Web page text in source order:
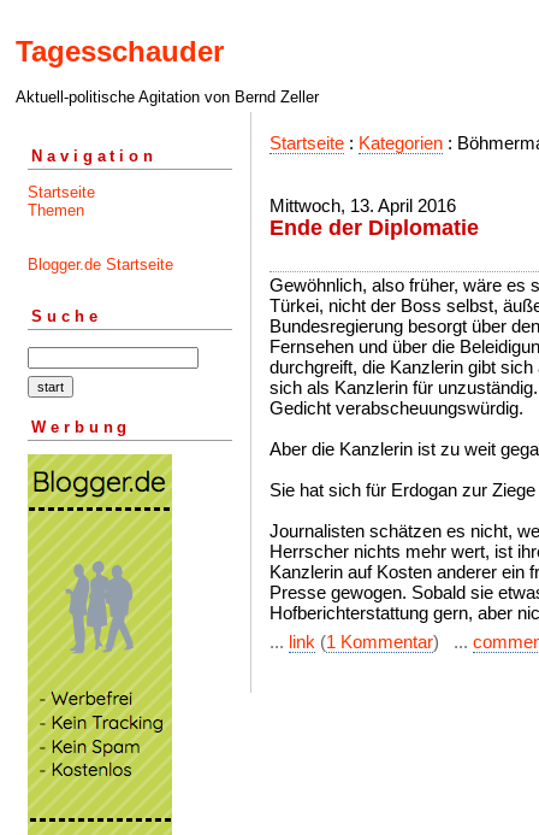
Tagesschauder
Aktuell-politische Agitation von Bernd Zeller
Navigation
Startseite
Themen
Blogger.de Startseite
Suche
Werbung
Startseite : Kategorien :
Mittwoch, 13. April 2016
Ende der Diplomatie
Gewöhnlich, also früher, wäre es
Türkei, nicht der Boss selbst,
Bundesregierung besorgt über
Fernsehen und über die
durchgreift, die Kanzlerin gibt
sich als Kanzlerin für
Gedicht verabscheuungswürdig.
Aber die Kanzlerin ist zu weit
Sie hat sich für Erdogan zur
Journalisten schätzen es nicht,
Herrscher nichts mehr wert, ist
Kanzlerin auf Kosten anderer ein
Presse gewogen. Sobald sie
Hofberichterstattung gern, aber
... link (1 Kommentar) ...